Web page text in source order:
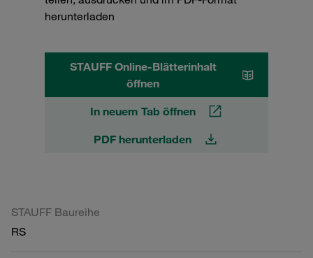
herunterladen
STAUFF Online-Blätterinhalt
öffnen
In neuem Tab öffnen
PDF herunterladen
STAUFF Baureihe
RS